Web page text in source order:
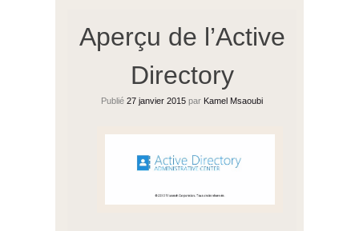
Aperçu de l’Active
Directory
Publié 27 janvier 2015 par Kamel Msaoubi